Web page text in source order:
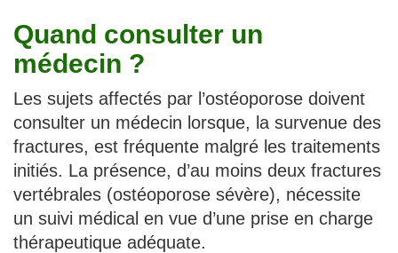
Quand consulter un
médecin ?
Les sujets affectés par l’ostéoporose doivent
consulter un médecin lorsque, la survenue des
fractures, est fréquente malgré les traitements
initiés. La présence, d’au moins deux fractures
vertébrales (ostéoporose sévère), nécessite
un suivi médical en vue d’une prise en charge
thérapeutique adéquate.